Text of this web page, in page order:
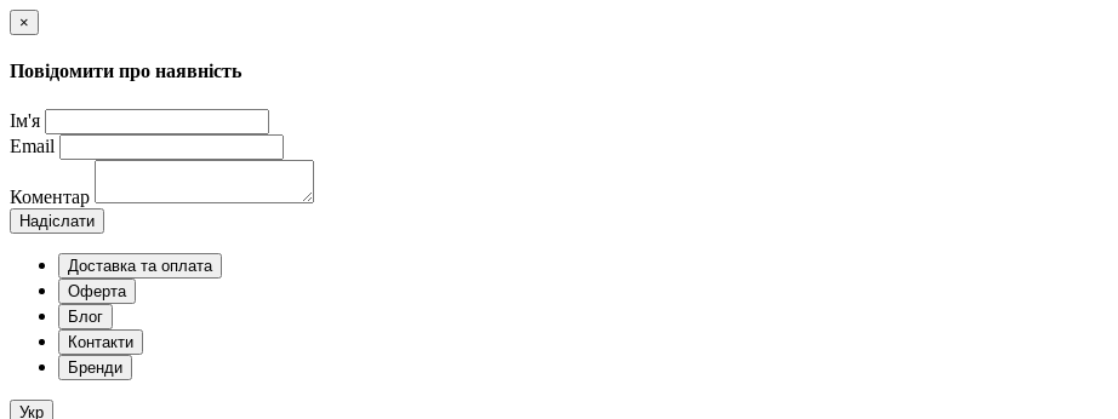
×
Повідомити про наявність
Ім'я
Email
Коментар
Надіслати
Доставка та оплата
Оферта
Блог
Контакти
Бренди
Укр